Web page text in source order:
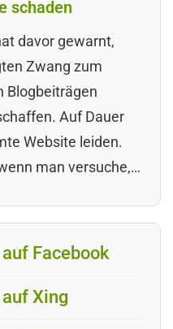
schaden
davor gewarnt,
Zwang zum
Blogbeiträgen
Auf Dauer
Website leiden.
man versuche,…
Facebook
auf Xing